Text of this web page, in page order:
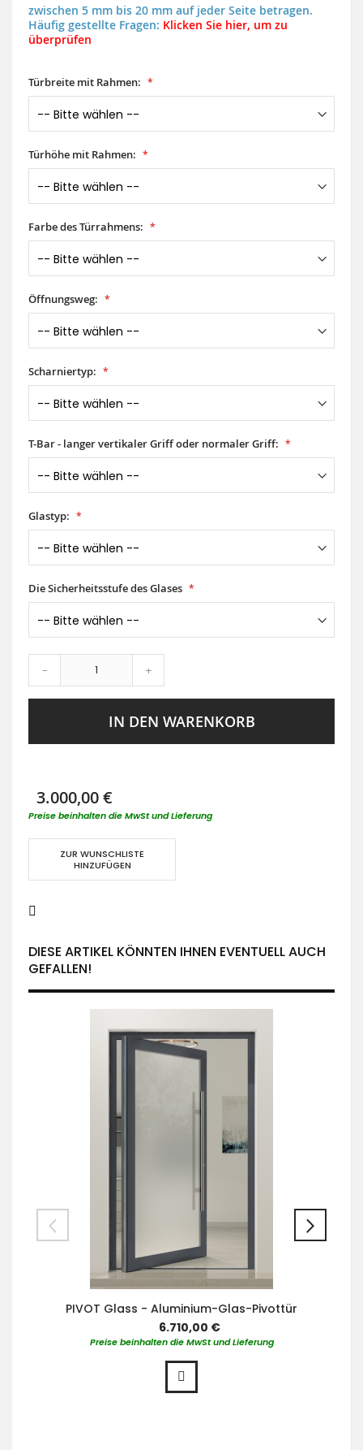
zwischen 5 mm bis 20 mm auf jeder Seite betragen.
Häufig gestellte Fragen: Klicken Sie hier, um zu
überprüfen
Türbreite mit Rahmen:
Türhöhe mit Rahmen:
Farbe des Türrahmens:
Öffnungsweg:
Scharniertyp:
T-Bar - langer vertikaler Griff oder normaler Griff:
Glastyp:
Die Sicherheitsstufe des Glases
- +
IN DEN WARENKORB
3.000,00 €
Preise beinhalten die MwSt und Lieferung
ZUR WUNSCHLISTE
HINZUFÜGEN
DIESE ARTIKEL KÖNNTEN IHNEN EVENTUELL AUCH
GEFALLEN!
PIVOT Glass - Aluminium-Glas-Pivottür
6.710,00 €
Preise beinhalten die MwSt und Lieferung